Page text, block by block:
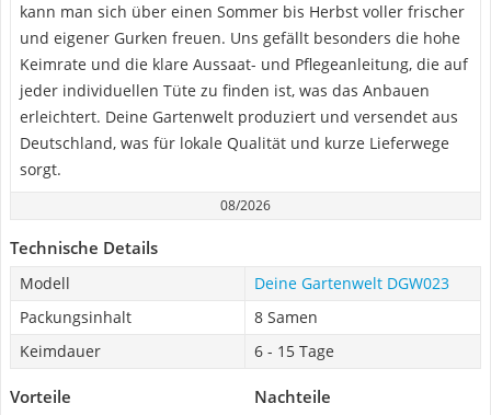
kann man sich über einen Sommer bis Herbst voller frischer
und eigener Gurken freuen. Uns gefällt besonders die hohe
Keimrate und die klare Aussaat- und Pflegeanleitung, die auf
jeder individuellen Tüte zu finden ist, was das Anbauen
erleichtert. Deine Gartenwelt produziert und versendet aus
Deutschland, was für lokale Qualität und kurze Lieferwege
sorgt.
08/2026
Technische Details
Modell
Deine Gartenwelt DGW023
Packungsinhalt
8 Samen
Keimdauer
6 - 15 Tage
Vorteile Nachteile